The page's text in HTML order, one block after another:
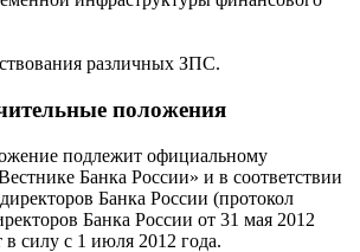
различных ЗПС.
положения
подлежит официальному
Банка России» и в соответствии
Банка России (протокол
Банка России от 31 мая 2012
силу с 1 июля 2012 года.